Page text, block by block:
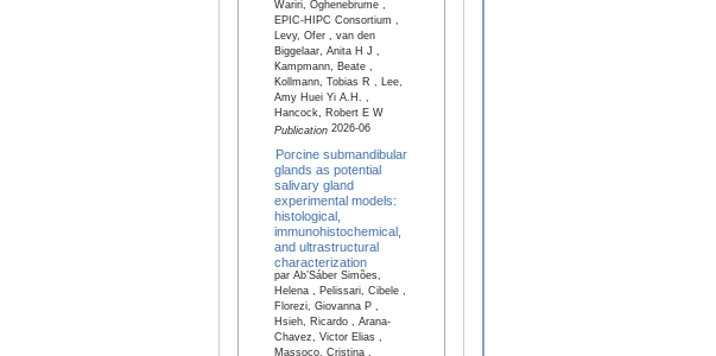
Wariri, Oghenebrume ,
EPIC-HIPC Consortium ,
Levy, Ofer , van den
Biggelaar, Anita H J ,
Kampmann, Beate ,
Kollmann, Tobias R , Lee,
Amy Huei Yi A.H. ,
Hancock, Robert E W
Publication2026-06
Porcine submandibular
glands as potential
salivary gland
experimental models:
histological,
immunohistochemical,
and ultrastructural
characterization
par Ab’Sáber Simões,
Helena , Pelissari, Cibele ,
Florezi, Giovanna P ,
Hsieh, Ricardo , Arana-
Chavez, Victor Elias ,